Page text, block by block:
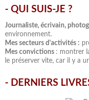
- QUI SUIS-JE ?
Journaliste, écrivain,
environnement.
Mes secteurs d'activités :
Mes convictions : montrer
le préserver vite, car il y a
- DERNIERS